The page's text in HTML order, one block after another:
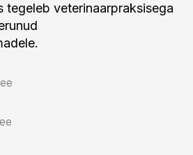
tegeleb veterinaarpraksisega